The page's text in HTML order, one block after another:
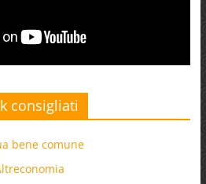
consigliati
bene comune